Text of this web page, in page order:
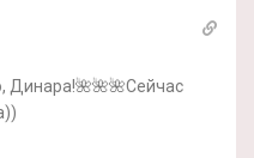
Динара!🌺🌺🌺Сейчас